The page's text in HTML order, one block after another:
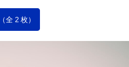
全 2 枚）